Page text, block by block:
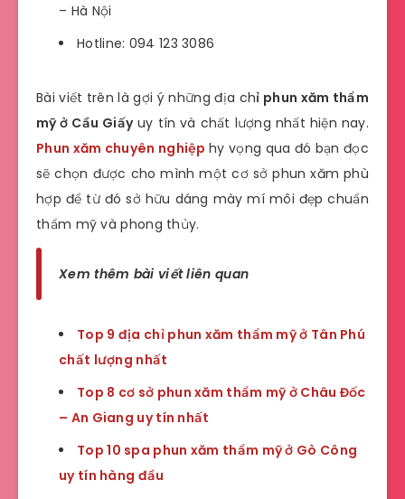
– Hà Nội
Hotline: 094 123 3086
Bài viết trên là gợi ý những địa chỉ phun xăm thẩm
mỹ ở Cầu Giấyuy tín và chất lượng nhất hiện nay.
Phun xăm chuyên nghiệp hy vọng qua đó bạn đọc
sẽ chọn được cho mình một cơ sở phun xăm phù
hợp để từ đó sở hữu dáng mày mí môi đẹp chuẩn
thẩm mỹ và phong thủy.
Xem thêm bài viết liên quan
Top 9 địa chỉ phun xăm thẩm mỹ ở Tân Phú
chất lượng nhất
Top 8 cơ sở phun xăm thẩm mỹ ở Châu Đốc
– An Giang uy tín nhất
Top 10 spa phun xăm thẩm mỹ ở Gò Công
uy tín hàng đầu